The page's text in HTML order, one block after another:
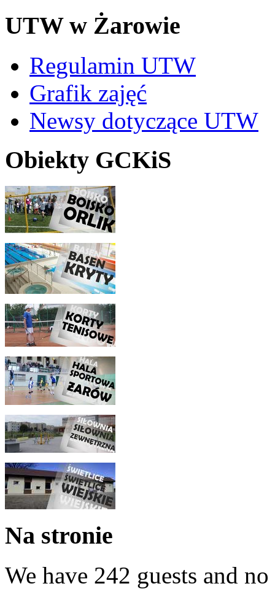
UTW w Żarowie
Regulamin UTW
Grafik zajęć
Newsy dotyczące UTW
Obiekty GCKiS
Na stronie
We have 242 guests and